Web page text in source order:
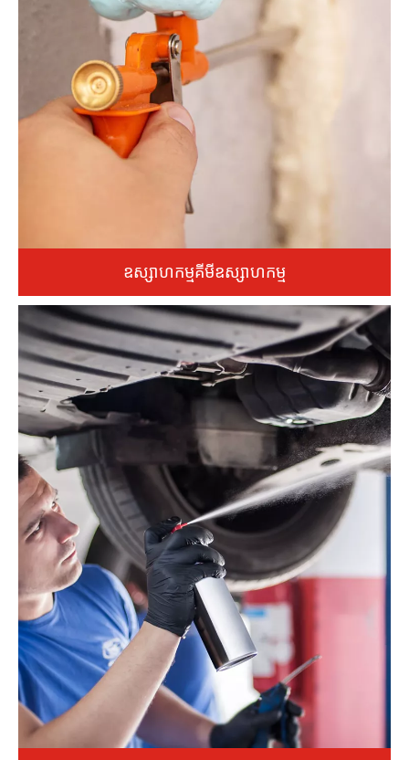
សម្រាប់សារធាតុគីមីឧស្សាហ៍កម្មដែលមានជាតិ corrosive, viscosity
ខ្ពស់ ឬបង្កើតជាពិសេស យើងផ្តល់នូវប្រព័ន្ធបំពេញដែលធន់នឹងការផ្ទុះ
ធន់នឹងការ corrosion ដែលធានានូវសុវត្ថិភាពផលិតកម្ម និងគ្មានការ
លេចធ្លាយ។ បរិក្ខារគាំទ្រការរួមបញ្ចូលខ្សែការជួបប្រជុំដោយស្វ័យប្រវត្តិ
ហើយត្រូវបានប្រើប្រាស់យ៉ាងទូលំទូលាយនៅក្នុងប្រេងរំអិល ឧបករណ៍
សម្អាត ថ្នាំកូតឧស្សាហកម្ម និងផ្នែកផ្សេងៗទៀត។
ឧស្សាហកម្មគីមីឧស្សាហកម្ម